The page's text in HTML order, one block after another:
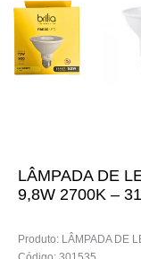
LÂMPADA DE
9,8W 2700K –
Produto: LÂMPADA DE